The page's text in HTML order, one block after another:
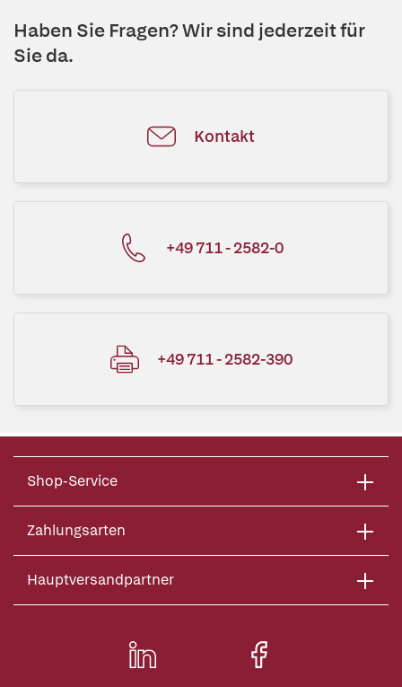
Haben Sie Fragen? Wir sind jederzeit für
Sie da.
Kontakt
+49 711 - 2582-0
+49 711 - 2582-390
Shop-Service
Zahlungsarten
Hauptversandpartner